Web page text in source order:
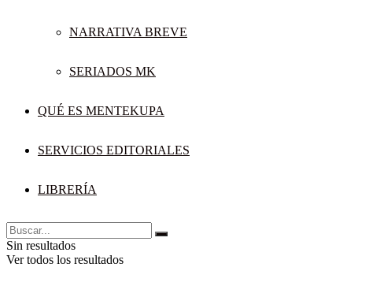
NARRATIVA BREVE
SERIADOS MK
QUÉ ES MENTEKUPA
SERVICIOS EDITORIALES
LIBRERÍA
Sin resultados
Ver todos los resultados